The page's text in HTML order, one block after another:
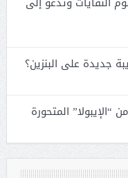
جديدة على البنزين؟
المتحورة